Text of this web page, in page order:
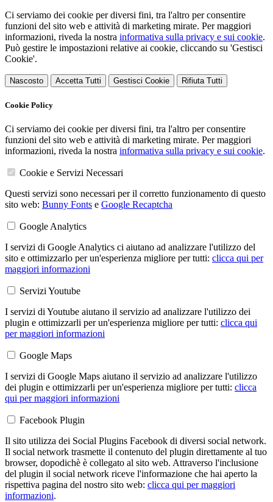
Ci serviamo dei cookie per diversi fini, tra l'altro per consentire
funzioni del sito web e attività di marketing mirate. Per maggiori
informazioni, riveda la nostra informativa sulla privacy e sui cookie.
Può gestire le impostazioni relative ai cookie, cliccando su 'Gestisci
Cookie'.
Nascosto Accetta Tutti Gestisci Cookie Rifiuta Tutti
Cookie Policy
Ci serviamo dei cookie per diversi fini, tra l'altro per consentire
funzioni del sito web e attività di marketing mirate. Per maggiori
informazioni, riveda la nostra informativa sulla privacy e sui cookie.
Cookie e Servizi Necessari
Questi servizi sono necessari per il corretto funzionamento di questo
sito web: Bunny Fonts e Google Recaptcha
Google Analytics
I servizi di Google Analytics ci aiutano ad analizzare l'utilizzo del
sito e ottimizzarlo per un'esperienza migliore per tutti: clicca qui per
maggiori informazioni
Servizi Youtube
I servizi di Youtube aiutano il servizio ad analizzare l'utilizzo dei
plugin e ottimizzarli per un'esperienza migliore per tutti: clicca qui
per maggiori informazioni
Google Maps
I servizi di Google Maps aiutano il servizio ad analizzare l'utilizzo
dei plugin e ottimizzarli per un'esperienza migliore per tutti: clicca
qui per maggiori informazioni
Facebook Plugin
Il sito utilizza dei Social Plugins Facebook di diversi social network.
Il social network trasmette il contenuto del plugin direttamente al tuo
browser, dopodichè è collegato al sito web. Attraverso l'inclusione
del plugin il social network riceve l'informazione che hai aperto la
rispettiva pagina del nostro sito web: clicca qui per maggiori
informazioni.